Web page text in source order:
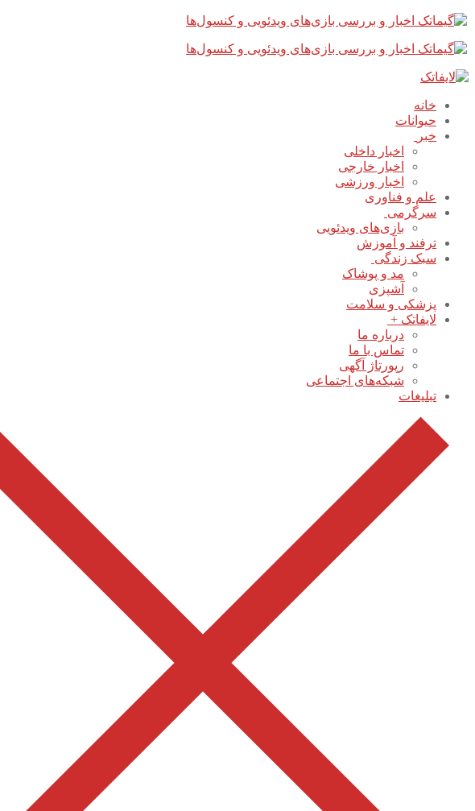
پرش
محتوا
فهرست
بستن
خانه
حیوانات
خبر
اخبار داخلی
اخبار خارجی
اخبار ورزشی
علم و فناوری
سرگرمی
بازی‌های ویدئویی
ترفند و آموزش
سبک زندگی
مد و پوشاک
آشپزی
پزشکی و سلامت
لایفاتک +
درباره ما
تماس با ما
رپورتاژ آگهی
شبکه‌های اجتماعی
تبلیغات